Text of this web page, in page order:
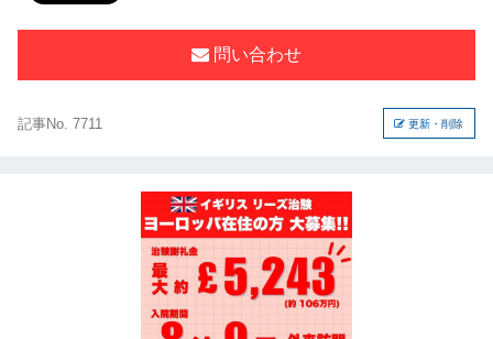
問い合わせ
記事No. 7711 更新・削除